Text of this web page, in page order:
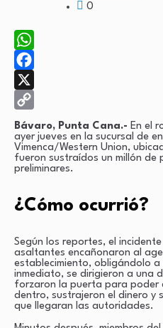
0
WhatsApp
Facebook
X
Copy
Link
Bávaro, Punta Cana.- En el
ayer jueves en la sucursal de
Vimenca/Western Union,
fueron sustraídos un millón de
preliminares.
¿Cómo ocurrió?
Según los reportes, el
asaltantes encañonaron al
establecimiento, obligándolo a
inmediato, se dirigieron a una
forzaron la puerta para poder
dentro, sustrajeron el dinero y
que llegaran las autoridades.